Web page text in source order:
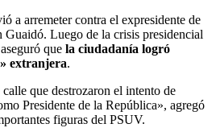
a arremeter contra el expresidente de
Guaidó. Luego de la crisis presidencial
que la ciudadanía logró
extranjera.
que destrozaron el intento de
Presidente de la República», agregó
figuras del PSUV.